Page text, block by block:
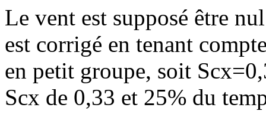
Le vent est supposé être
est corrigé en tenant
en petit groupe, soit
Scx de 0,33 et 25% du